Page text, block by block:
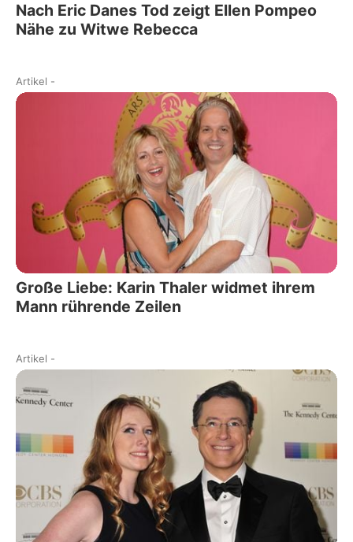
Nach Eric Danes Tod zeigt Ellen Pompeo
Nähe zu Witwe Rebecca
Artikel -
Große Liebe: Karin Thaler widmet ihrem
Mann rührende Zeilen
Artikel -